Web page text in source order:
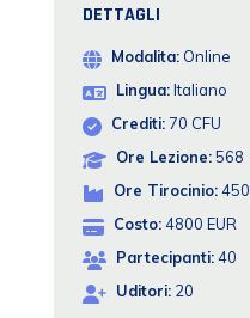
DETTAGLI
Modalita: Online
Lingua:Italiano
Crediti: 70 CFU
Ore Lezione:568
Ore Tirocinio:450
Costo:4800 EUR
Partecipanti:40
Uditori: 20